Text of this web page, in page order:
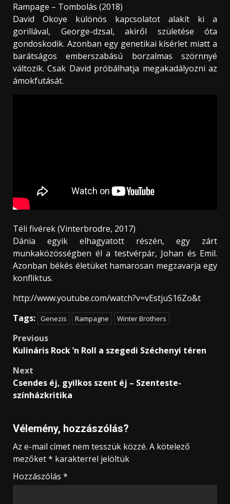
Rampage – Tombolás (2018)
David Okoye különös kapcsolatot alakít ki a
gorillával, George-dzsal, akiről születése óta
gondoskodik. Azonban egy genetikai kísérlet miatt a
barátságos emberszabású borzalmas szörnnyé
változik. Csak David próbálhatja megakadályozni az
ámokfutását.
Téli fivérek (Vinterbrodre, 2017)
Dánia egyik elhagyatott részén, egy zárt
munkaközösségben él a testvérpár, Johan és Emil.
Azonban békés életüket hamarosan megzavarja egy
konfliktus.
http://www.youtube.com/watch?v=vEstjuS16Zo&t
Tags: Genezis Rampagne Winter Brothers
Post
Previous
Kulináris Rock ’n Roll a szegedi Széchenyi téren
Next
Csendes éj, gyilkos szent éj – Szenteste-
színházkritika
Vélemény, hozzászólás?
Az e-mail címet nem tesszük közzé. A kötelező
mezőket* karakterrel jelöltük
Hozzászólás *